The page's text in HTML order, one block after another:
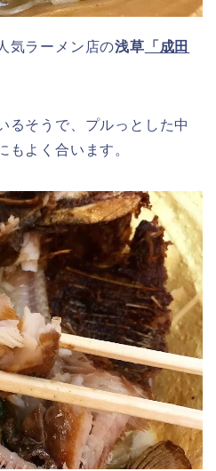
気ラーメン店の浅草 「成田
るそうで、プルっとした中
もよく合います。